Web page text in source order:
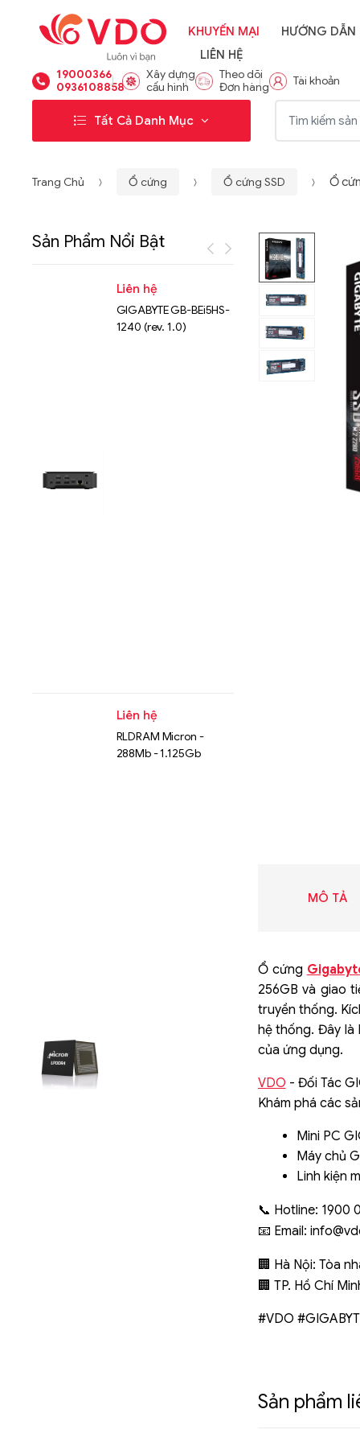
KHUYẾN MẠI HƯỚNG DẪN
LIÊN HỆ
19000366
0936108858
Xây dựng
cấu hình
Theo dõi
Đơn hàng
Tài khoản
Tất Cả Danh Mục
Trang Chủ Ổ cứng Ổ cứng SSD Ổ
MÔ TẢ
Ổ cứng
256GB và giao
truyền thống.
hệ thống. Đây là
của ứng dụng.
VDO - Đối Tác
Khám phá các
Mini PC
Máy chủ
Linh kiện
📞 Hotline: 1900
📧 Email:
🏢 Hà Nội: Tòa
🏢 TP. Hồ Chí
#VDO
Sản phẩm
Sản Phẩm Nổi Bật
Liên hệ
GIGABYTE GB-BEi5HS-
1240 (rev. 1.0)
Liên hệ
RLDRAM Micron -
288Mb - 1.125Gb
Liên hệ
Micron
Liên hệ
GDDR -